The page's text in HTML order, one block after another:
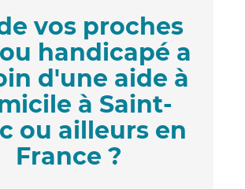
vos proches
handicapé a
d'une aide à
à Saint-
ou ailleurs en
France ?